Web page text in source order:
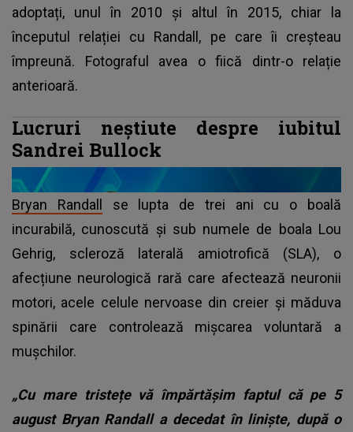
adoptați, unul în 2010 și altul în 2015, chiar la
începutul relației cu Randall, pe care îi creșteau
împreună. Fotograful avea o fiică dintr-o relație
anterioară.
Lucruri neștiute despre iubitul
Sandrei Bullock
Bryan Randall se lupta de trei ani cu o boală
incurabilă, cunoscută și sub numele de boala Lou
Gehrig, scleroză laterală amiotrofică (SLA), o
afecțiune neurologică rară care afectează neuronii
motori, acele celule nervoase din creier și măduva
spinării care controlează mișcarea voluntară a
mușchilor.
„Cu mare tristețe vă împărtășim faptul că pe 5
august Bryan Randall a decedat în liniște, după o